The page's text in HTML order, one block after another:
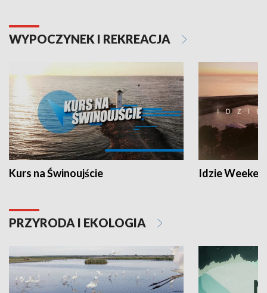
WYPOCZYNEK I REKREACJA
Kurs na Świnoujście Idzie
PRZYRODA I EKOLOGIA